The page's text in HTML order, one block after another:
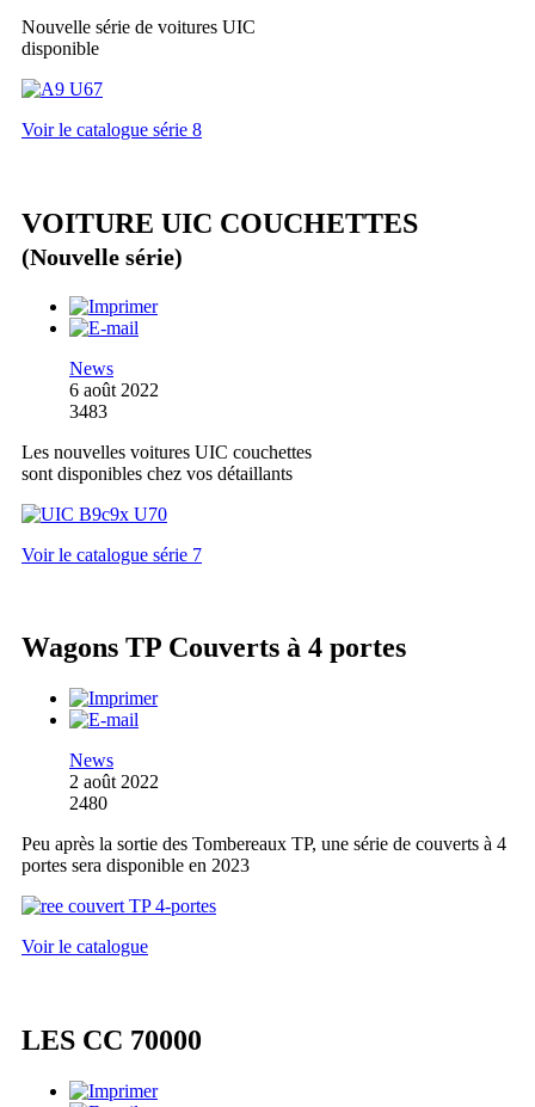
Nouvelle série de voitures UIC
disponible
Voir le catalogue série 8
VOITURE UIC COUCHETTES
(Nouvelle série)
News
6 août 2022
3483
Les nouvelles voitures UIC couchettes
sont disponibles chez vos détaillants
Voir le catalogue série 7
Wagons TP Couverts à 4 portes
News
2 août 2022
2480
Peu après la sortie des Tombereaux TP, une série de couverts à 4
portes sera disponible en 2023
Voir le catalogue
LES CC 70000